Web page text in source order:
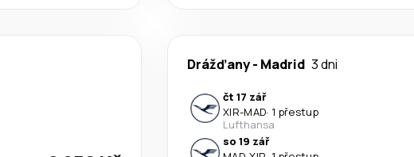
Drážďany- Madrid 3 dni
čt 17 zář
XIR-MAD· 1 přestup
Lufthansa
so 19 zář